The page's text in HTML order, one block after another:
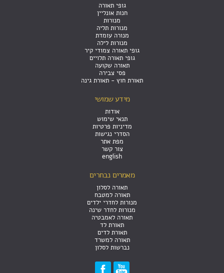
גופי תאורה
חנות אונליין
מנורות
מנורות תליה
מנורה עומדת
מנורות לילה
גופי תאורה צמודי קיר
גופי תאורה תלויים
תאורה שקועה
פסי צבירה
תאורת חוץ - תאורת גינה
מידע שמושי
אודות
תנאי שימוש
מדיניות פרטיות
הסדרי נגישות
מפת אתר
צור קשר
english
מאמרים נבחרים
תאורה לסלון
תאורה למטבח
מנורות לחדרי ילדים
מנורות לחדר שינה
תאורה לאמבטיה
תאורת לד
תאורת לדים
תאורה למשרד
נברשות לסלון